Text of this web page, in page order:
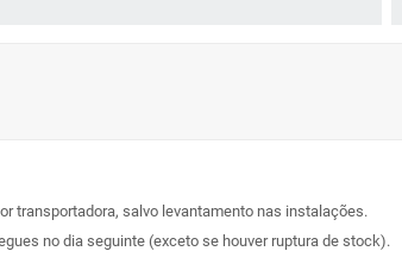
transportadora, salvo levantamento nas instalações.
no dia seguinte (exceto se houver ruptura de stock).